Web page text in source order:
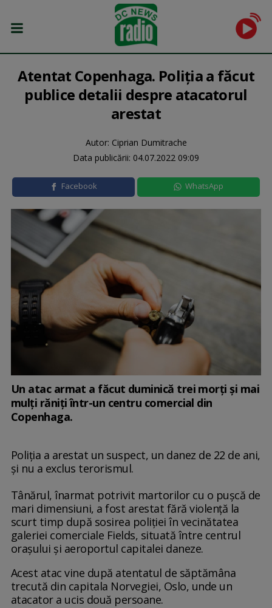
Atentat Copenhaga. Poliția a făcut
publice detalii despre atacatorul
arestat
Autor: Ciprian Dumitrache
Data publicării: 04.07.2022 09:09
Facebook WhatsApp
Un atac armat a făcut duminică trei morţi şi mai
mulţi răniţi într-un centru comercial din
Copenhaga.
Poliţia a arestat un suspect, un danez de 22 de ani,
și nu a exclus terorismul.
Tânărul, înarmat potrivit martorilor cu o puşcă de
mari dimensiuni, a fost arestat fără violenţă la
scurt timp după sosirea poliţiei în vecinătatea
galeriei comerciale Fields, situată între centrul
oraşului şi aeroportul capitalei daneze.
Acest atac vine după atentatul de săptămâna
trecută din capitala Norvegiei, Oslo, unde un
atacator a ucis două persoane.